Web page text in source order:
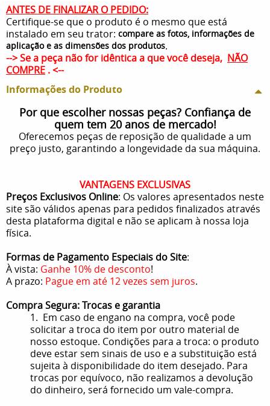
ANTES DE FINALIZAR O PEDIDO:
Certifique-se que o produto é o mesmo que está
instalado em seu trator: compare as fotos, informações de
aplicação e as dimensões dos produtos.
--> Se a peça não for idêntica a que você deseja, NÃO
COMPRE . <--
Informações do Produto
Por que escolher nossas peças? Confiança de
quem tem 20 anos de mercado!
Oferecemos peças de reposição de qualidade a um
preço justo, garantindo a longevidade da sua máquina.
VANTAGENS EXCLUSIVAS
Preços Exclusivos Online: Os valores apresentados neste
site são válidos apenas para pedidos finalizados através
desta plataforma digital e não se aplicam à nossa loja
física.
Formas de Pagamento Especiais do Site:
À vista: Ganhe 10% de desconto!
A prazo: Pague em até 12 vezes sem juros.
Compra Segura: Trocas e garantia
1. Em caso de engano na compra, você pode
solicitar a troca do item por outro material de
nosso estoque. Condições para a troca: o produto
deve estar sem sinais de uso e a substituição está
sujeita à disponibilidade do item desejado. Para
trocas por equívoco, não realizamos a devolução
do dinheiro, será fornecido um vale-compra.